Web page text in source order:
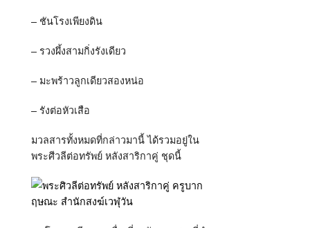
– ชันโรงเพียงดิน
– รวงผึ้งสามกิ่งรังเดียว
– มะพร้าวลูกเดียวสองหน่อ
– รังต่อหัวเสือ
มวลสารทั้งหมดที่กล่าวมานี้ ได้รวมอยู่ใน
พระศีวลีต่อทรัพย์ หลังสาริกาคู่ ชุดนี้